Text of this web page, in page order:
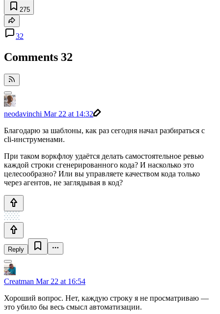
275
32
Comments 32
neodavinchi Mar 22 at 14:32
Благодарю за шаблоны, как раз сегодня начал разбираться с
cli-инструменами.
При таком воркфлоу удаётся делать самостоятельное ревью
каждой строки сгенерированного кода? И насколько это
целесообразно? Или вы управляете качеством кода только
через агентов, не заглядывая в код?
Reply
Creatman Mar 22 at 16:54
Хороший вопрос. Нет, каждую строку я не просматриваю —
это убило бы весь смысл автоматизации.